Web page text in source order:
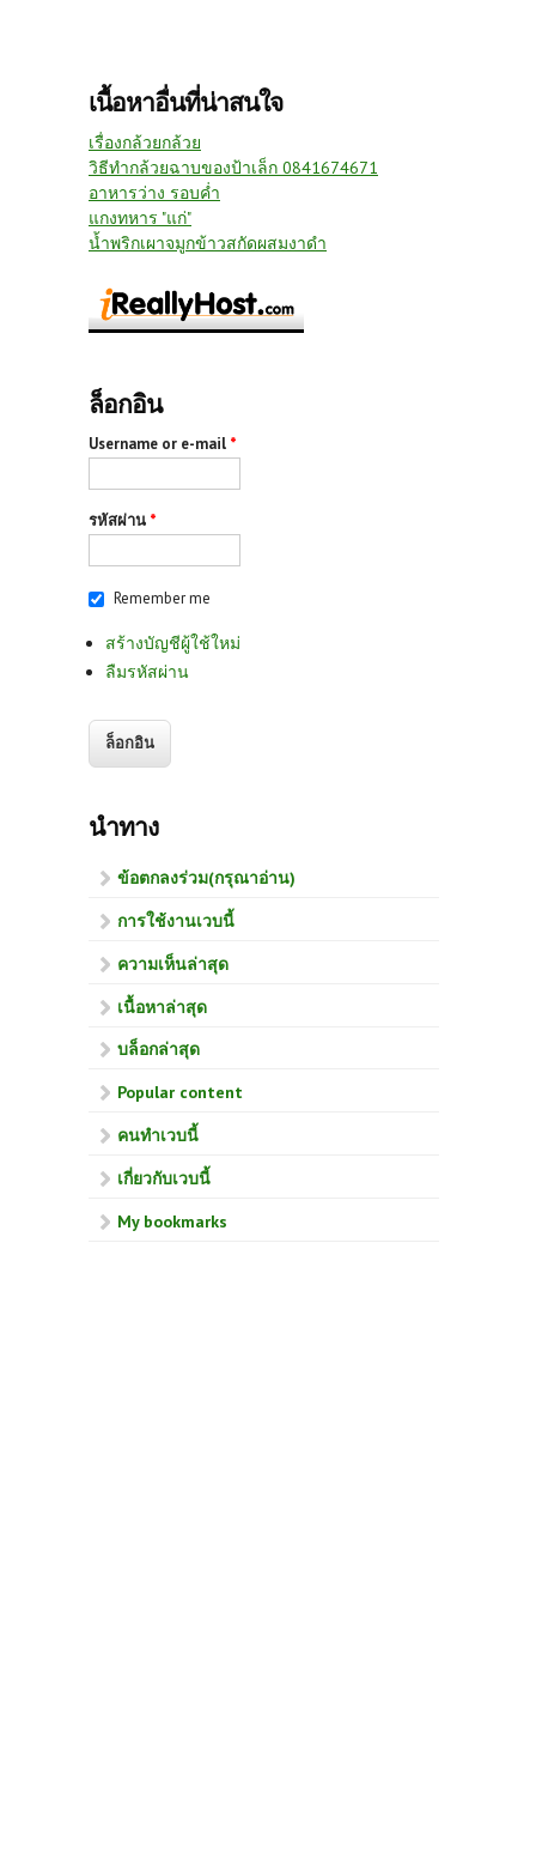
เนื้อหาอื่นที่น่าสนใจ
เรื่องกล้วยกล้วย
วิธีทำกล้วยฉาบของป้าเล็ก 0841674671
อาหารว่าง รอบค่ำ
แกงทหาร "แก่"
น้ำพริกเผาจมูกข้าวสกัดผสมงาดำ
ล็อกอิน
Username or e-mail *
รหัสผ่าน *
Remember me
สร้างบัญชีผู้ใช้ใหม่
ลืมรหัสผ่าน
นำทาง
ข้อตกลงร่วม(กรุณาอ่าน)
การใช้งานเวบนี้
ความเห็นล่าสุด
เนื้อหาล่าสุด
บล็อกล่าสุด
Popular content
คนทำเวบนี้
เกี่ยวกับเวบนี้
My bookmarks